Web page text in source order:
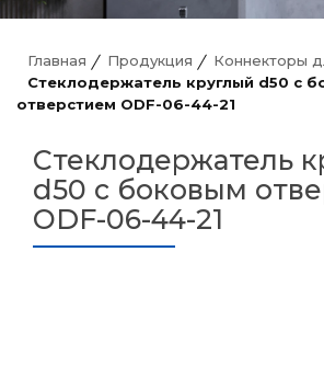
Главная Продукция
Коннекторы
Стеклодержатель круглый d50 с
отверстием ODF-06-44-21
Стеклодержатель
d50 с боковым
ODF-06-44-21